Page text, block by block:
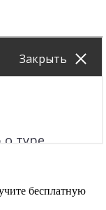
бесплатную